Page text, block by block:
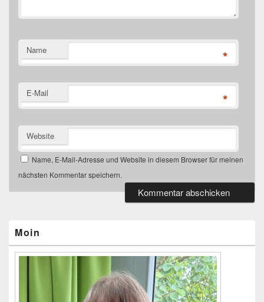
Name *
E-Mail *
Website
Name, E-Mail-Adresse und Website in diesem Browser für meinen
nächsten Kommentar speichern.
Widgetbereich
Moin